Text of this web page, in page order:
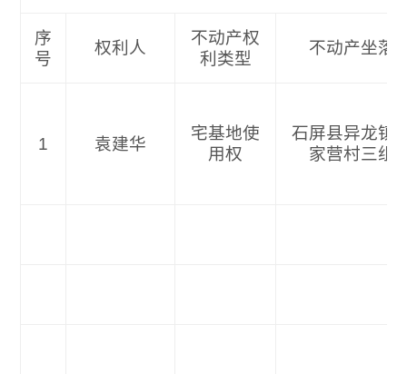
序
号
权利人
不动产权
利类型
不动产坐落
1 袁建华
宅基地使
用权
石屏县异龙镇
家营村三组